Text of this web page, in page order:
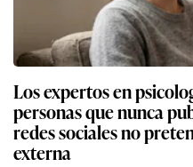
Los expertos en
personas que nunca
redes sociales no
externa